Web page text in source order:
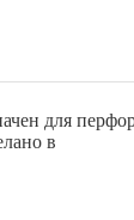
для
в